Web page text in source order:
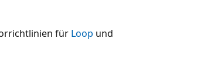
für Loop und